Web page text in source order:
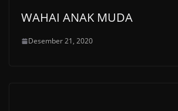
WAHAI ANAK MUDA
Desember 21, 2020